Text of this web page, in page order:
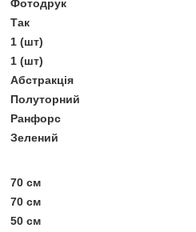
Фотодрук
Так
1 (шт)
1 (шт)
Абстракція
Полуторний
Ранфорс
Зелений
70 см
70 см
50 см